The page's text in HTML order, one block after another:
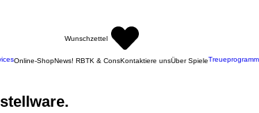
Wunschzettel
Online-ShopNews! RBTK & ConsKontaktiere unsÜber SpieleTreueprogramm